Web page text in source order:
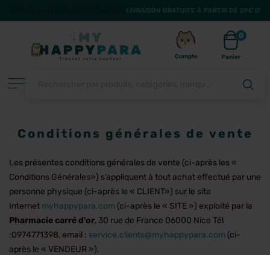
LIVRAISON GRATUITE À PARTIR DE 59€ D'ACHAT EN POINT RELAIS (POUR
Compte
0
Panier
FILTRER
Conditions générales de vente
Les présentes conditions générales de vente (ci-après les «
Conditions Générales») s’appliquent à tout achat effectué par une
personne physique (ci-après le « CLIENT») sur le site
Internet myhappypara.com (ci-après le « SITE ») exploité par la
Pharmacie carré d'or, 30 rue de France 06000 Nice Tél
:0974771398, email : service.clients@myhappypara.com (ci-
après le « VENDEUR »).